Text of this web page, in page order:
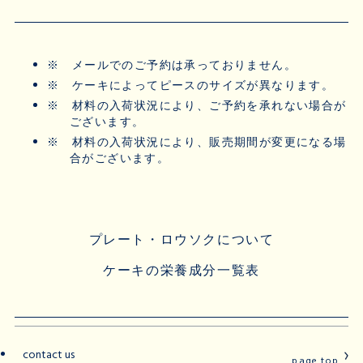
※ メールでのご予約は承っておりません。
※ ケーキによってピースのサイズが異なります。
※ 材料の入荷状況により、ご予約を承れない場合が
ございます。
※ 材料の入荷状況により、販売期間が変更になる場
合がございます。
プレート・ロウソクについて
ケーキの栄養成分一覧表
contact us